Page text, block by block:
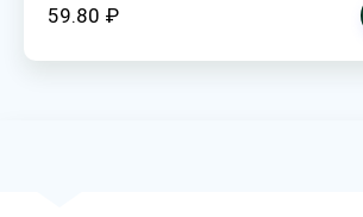
59.80 ₽